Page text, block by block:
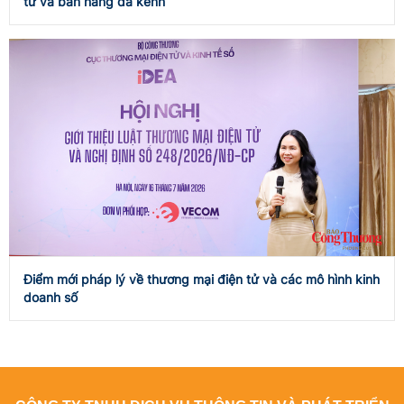
Điểm mới pháp lý về thương mại điện tử và các mô hình kinh
doanh số